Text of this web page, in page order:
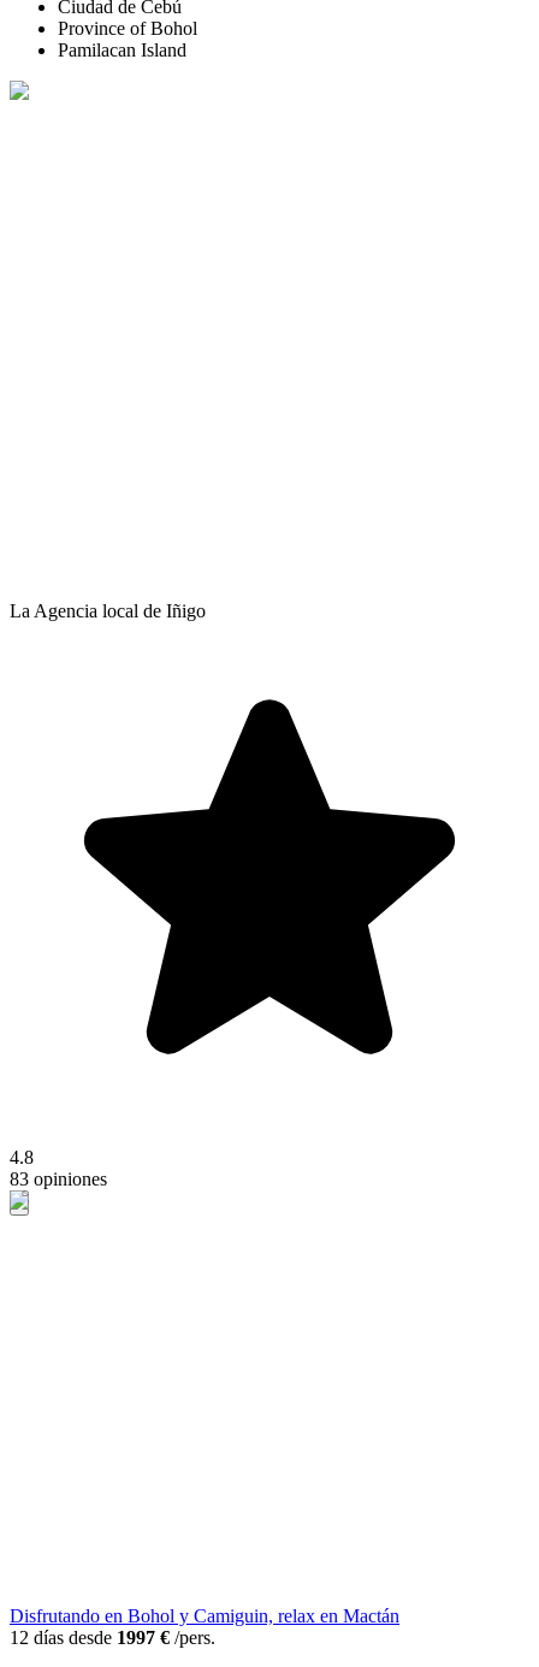
Ciudad de Cebú
Province of Bohol
Pamilacan Island
La Agencia local de Iñigo
4.8
83 opiniones
Disfrutando en Bohol y Camiguin, relax en Mactán
12 días desde 1997 € /pers.